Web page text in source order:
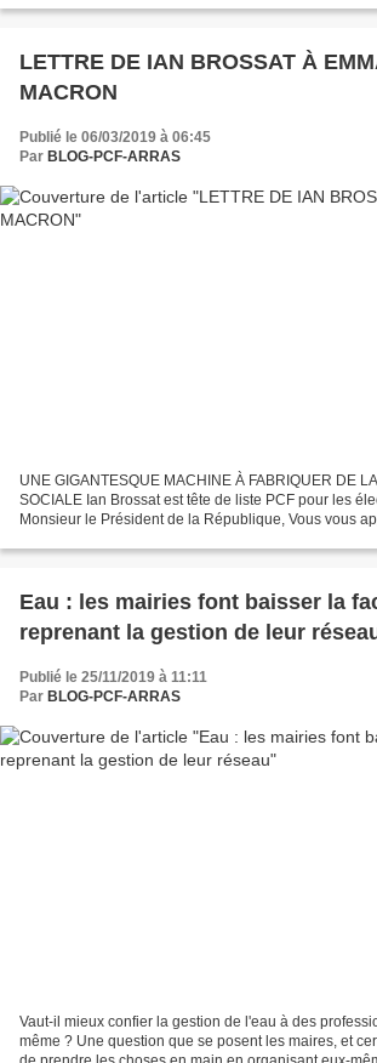
LETTRE DE IAN BROSSAT À
MACRON
Publié le 06/03/2019 à 06:45
Par BLOG-PCF-ARRAS
UNE GIGANTESQUE MACHINE À FABRIQUER DE
SOCIALE Ian Brossat est tête de liste PCF pour les
Monsieur le Président de la République, Vous vous
Eau : les mairies font baisser la
reprenant la gestion de leur
Publié le 25/11/2019 à 11:11
Par BLOG-PCF-ARRAS
Vaut-il mieux confier la gestion de l'eau à des
même ? Une question que se posent les maires, et